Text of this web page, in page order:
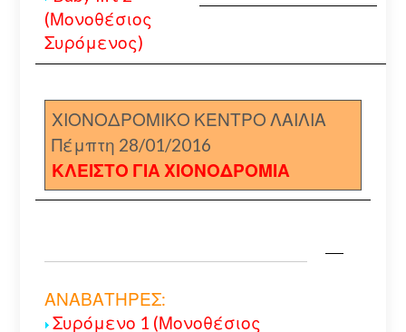
(Μονοθέσιος
Συρόμενος)
ΧΙΟΝΟΔΡΟΜΙΚΟ ΚΕΝΤΡΟ ΛΑΙΛΙΑ
Πέμπτη 28/01/2016
ΚΛΕΙΣΤΟ ΓΙΑ ΧΙΟΝΟΔΡΟΜΙΑ
ΑΝΑΒΑΤΗΡΕΣ:
Συρόμενο 1 (Μονοθέσιος